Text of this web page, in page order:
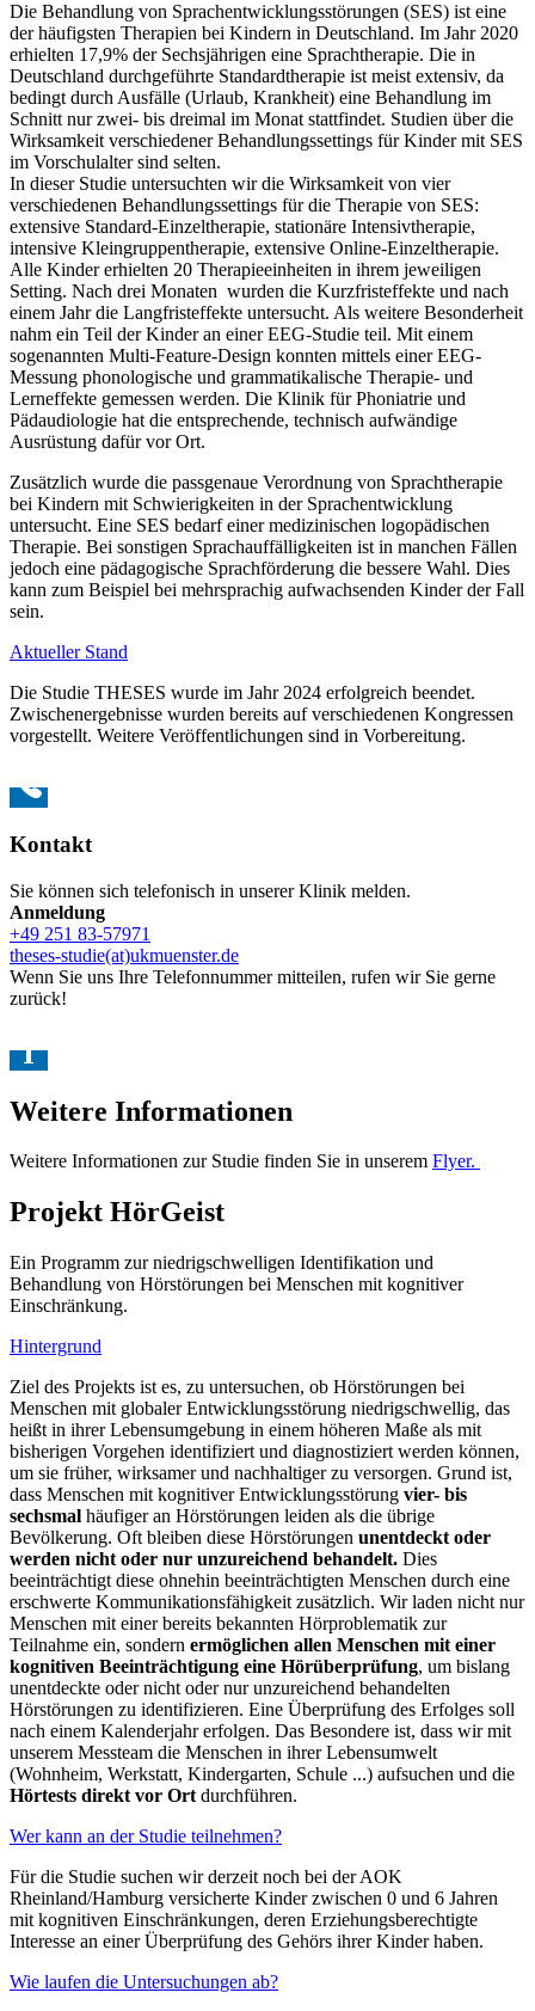
Die Behandlung von Sprachentwicklungsstörungen (SES) ist eine
der häufigsten Therapien bei Kindern in Deutschland. Im Jahr 2020
erhielten 17,9% der Sechsjährigen eine Sprachtherapie. Die in
Deutschland durchgeführte Standardtherapie ist meist extensiv, da
bedingt durch Ausfälle (Urlaub, Krankheit) eine Behandlung im
Schnitt nur zwei- bis dreimal im Monat stattfindet. Studien über die
Wirksamkeit verschiedener Behandlungssettings für Kinder mit SES
im Vorschulalter sind selten.
In dieser Studie untersuchten wir die Wirksamkeit von vier
verschiedenen Behandlungssettings für die Therapie von SES:
extensive Standard-Einzeltherapie, stationäre Intensivtherapie,
intensive Kleingruppentherapie, extensive Online-Einzeltherapie.
Alle Kinder erhielten 20 Therapieeinheiten in ihrem jeweiligen
Setting. Nach drei Monaten wurden die Kurzfristeffekte und nach
einem Jahr die Langfristeffekte untersucht. Als weitere Besonderheit
nahm ein Teil der Kinder an einer EEG-Studie teil. Mit einem
sogenannten Multi-Feature-Design konnten mittels einer EEG-
Messung phonologische und grammatikalische Therapie- und
Lerneffekte gemessen werden. Die Klinik für Phoniatrie und
Pädaudiologie hat die entsprechende, technisch aufwändige
Ausrüstung dafür vor Ort.
Zusätzlich wurde die passgenaue Verordnung von Sprachtherapie
bei Kindern mit Schwierigkeiten in der Sprachentwicklung
untersucht. Eine SES bedarf einer medizinischen logopädischen
Therapie. Bei sonstigen Sprachauffälligkeiten ist in manchen Fällen
jedoch eine pädagogische Sprachförderung die bessere Wahl. Dies
kann zum Beispiel bei mehrsprachig aufwachsenden Kinder der Fall
sein.
Aktueller Stand
Die Studie THESES wurde im Jahr 2024 erfolgreich beendet.
Zwischenergebnisse wurden bereits auf verschiedenen Kongressen
vorgestellt. Weitere Veröffentlichungen sind in Vorbereitung.
Kontakt
Sie können sich telefonisch in unserer Klinik melden.
Anmeldung
+49 251 83-57971
theses-studie(at)ukmuenster.de
Wenn Sie uns Ihre Telefonnummer mitteilen, rufen wir Sie gerne
zurück!
Weitere Informationen
Weitere Informationen zur Studie finden Sie in unserem Flyer.
Projekt HörGeist
Ein Programm zur niedrigschwelligen Identifikation und
Behandlung von Hörstörungen bei Menschen mit kognitiver
Einschränkung.
Hintergrund
Ziel des Projekts ist es, zu untersuchen, ob Hörstörungen bei
Menschen mit globaler Entwicklungsstörung niedrigschwellig, das
heißt in ihrer Lebensumgebung in einem höheren Maße als mit
bisherigen Vorgehen identifiziert und diagnostiziert werden können,
um sie früher, wirksamer und nachhaltiger zu versorgen. Grund ist,
dass Menschen mit kognitiver Entwicklungsstörung vier- bis
sechsmal häufiger an Hörstörungen leiden als die übrige
Bevölkerung. Oft bleiben diese Hörstörungen unentdeckt oder
werden nicht oder nur unzureichend behandelt. Dies
beeinträchtigt diese ohnehin beeinträchtigten Menschen durch eine
erschwerte Kommunikationsfähigkeit zusätzlich. Wir laden nicht nur
Menschen mit einer bereits bekannten Hörproblematik zur
Teilnahme ein, sondern ermöglichen allen Menschen mit einer
kognitiven Beeinträchtigung eine Hörüberprüfung, um bislang
unentdeckte oder nicht oder nur unzureichend behandelten
Hörstörungen zu identifizieren. Eine Überprüfung des Erfolges soll
nach einem Kalenderjahr erfolgen. Das Besondere ist, dass wir mit
unserem Messteam die Menschen in ihrer Lebensumwelt
(Wohnheim, Werkstatt, Kindergarten, Schule ...) aufsuchen und die
Hörtests direkt vor Ort durchführen.
Wer kann an der Studie teilnehmen?
Für die Studie suchen wir derzeit noch bei der AOK
Rheinland/Hamburg versicherte Kinder zwischen 0 und 6 Jahren
mit kognitiven Einschränkungen, deren Erziehungsberechtigte
Interesse an einer Überprüfung des Gehörs ihrer Kinder haben.
Wie laufen die Untersuchungen ab?